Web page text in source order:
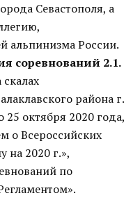
Севастополя, а
альпинизма России.
соревнований 2.1.
района г.
25 октября 2020 года,
о Всероссийских
на 2020 г.»,
по